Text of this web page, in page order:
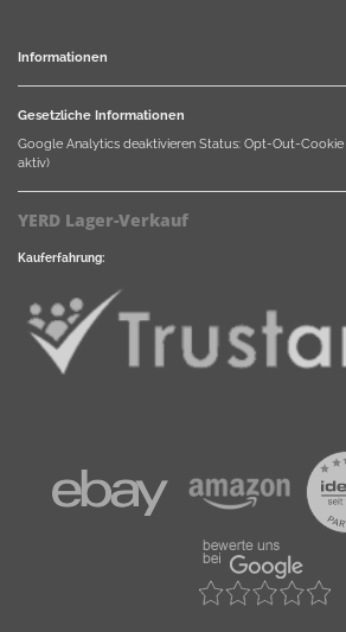
Informationen
Gesetzliche Informationen
Google Analytics deaktivieren Status: Opt-Out-Cookie
aktiv)
YERD Lager-Verkauf
Kauferfahrung: